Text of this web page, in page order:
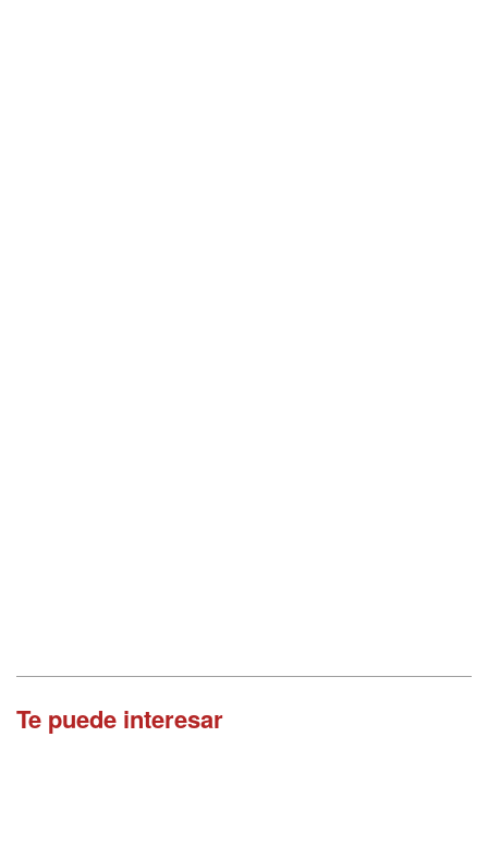
Te puede interesar